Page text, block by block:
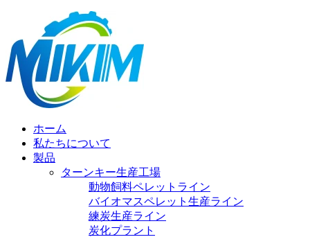
ホーム
私たちについて
製品
ターンキー生産工場
動物飼料ペレットライン
バイオマスペレット生産ライン
練炭生産ライン
炭化プラント